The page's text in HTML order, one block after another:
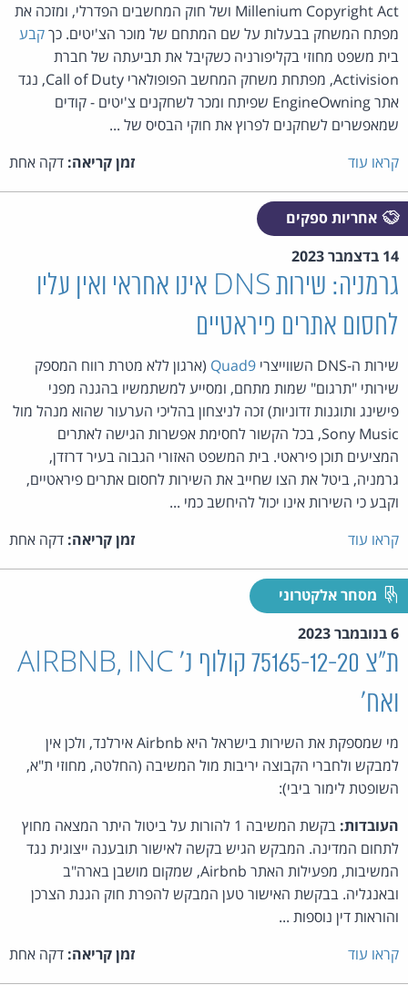
Millenium Copyright Act ושל חוק המחשבים הפדרלי, ומזכה את
מפתח המשחק בבעלות על שם המתחם של מוכר הצ'יטים. כךקבע
בית משפט מחוזי בקליפורניה כשקיבל את תביעתה של חברת
Activision, מפתחת משחק המחשב הפופולארי Call of Duty, נגד
אתר EngineOwning שפיתח ומכר לשחקנים צ'יטים - קודים
שמאפשרים לשחקנים לפרוץ את חוקי הבסיס של ...
קראו עוד
זמן קריאה: דקה אחת
אחריות ספקים
14 בדצמבר 2023
גרמניה: שירות DNS אינו אחראי ואין עליו
לחסום אתרים פיראטיים
שירות ה-DNS השווייצרי Quad9 (ארגון ללא מטרת רווח המספק
שירותי "תרגום" שמות מתחם, ומסייע למשתמשיו בהגנה מפני
פישינג ותוגנות זדוניות) זכה לניצחון בהליכי הערעור שהוא מנהל מול
Sony Music, בכל הקשור לחסימת אפשרות הגישה לאתרים
המציעים תוכן פיראטי. בית המשפט האזורי הגבוה בעיר דרזדן,
גרמניה, ביטל את הצו שחייב את השירות לחסום אתרים פיראטיים,
וקבע כי השירות אינו יכול להיחשב כמי ...
קראו עוד
זמן קריאה: דקה אחת
מסחר אלקטרוני
6 בנובמבר 2023
ת"צ 75165-12-20 קולוף נ' AIRBNB, INC
ואח'
מי שמספקת את השירות בישראל היא Airbnb אירלנד, ולכן אין
למבקש ולחברי הקבוצה יריבות מול המשיבה (החלטה, מחוזי ת"א,
השופטת לימור ביבי):
העובדות:
בקשת המשיבה 1 להורות על ביטול היתר המצאה מחוץ
לתחום המדינה. המבקש הגיש בקשה לאישור תובענה ייצוגית נגד
המשיבות, מפעילות האתר Airbnb, שמקום מושבן בארה"ב
ובאנגליה. בבקשת האישור טען המבקש להפרת חוק הגנת הצרכן
והוראות דין נוספות ...
קראו עוד
זמן קריאה: דקה אחת